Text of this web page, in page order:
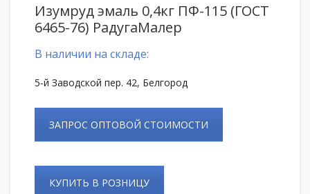
Изумруд эмаль 0,4кг ПФ-115 (ГОСТ
6465-76) РадугаМалер
В наличии на складе:
5-й Заводской пер. 42, Белгород
ЗАПРОС ОПТОВОЙ СТОИМОСТИ
КУПИТЬ В РОЗНИЦУ